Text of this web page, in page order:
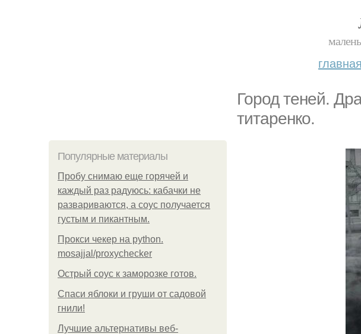
главная
Город теней.
титаренко.
Популярные материалы
Пробу снимаю еще горячей и
каждый раз радуюсь: кабачки не
развариваются, а соус получается
густым и пикантным.
Прокси чекер на python.
mosajjal/proxychecker
Острый соус к заморозке готов.
Спаси яблоки и груши от садовой
гнили!
Лучшие альтернативы веб-